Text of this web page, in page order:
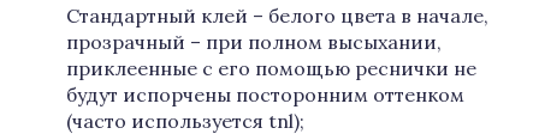
Стандартный клей – белого цвета в начале,
прозрачный – при полном высыхании,
приклеенные с его помощью реснички не
будут испорчены посторонним оттенком
(часто используется tnl);